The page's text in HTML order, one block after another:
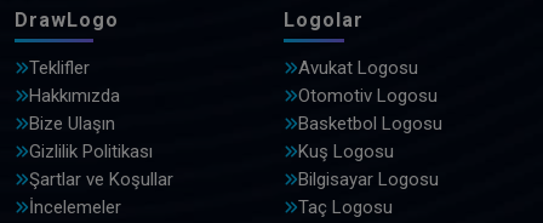
DrawLogo
Teklifler
Hakkımızda
Bize Ulaşın
Gizlilik Politikası
Şartlar ve Koşullar
İncelemeler
Logolar
Avukat Logosu
Otomotiv Logosu
Basketbol Logosu
Kuş Logosu
Bilgisayar Logosu
Taç Logosu